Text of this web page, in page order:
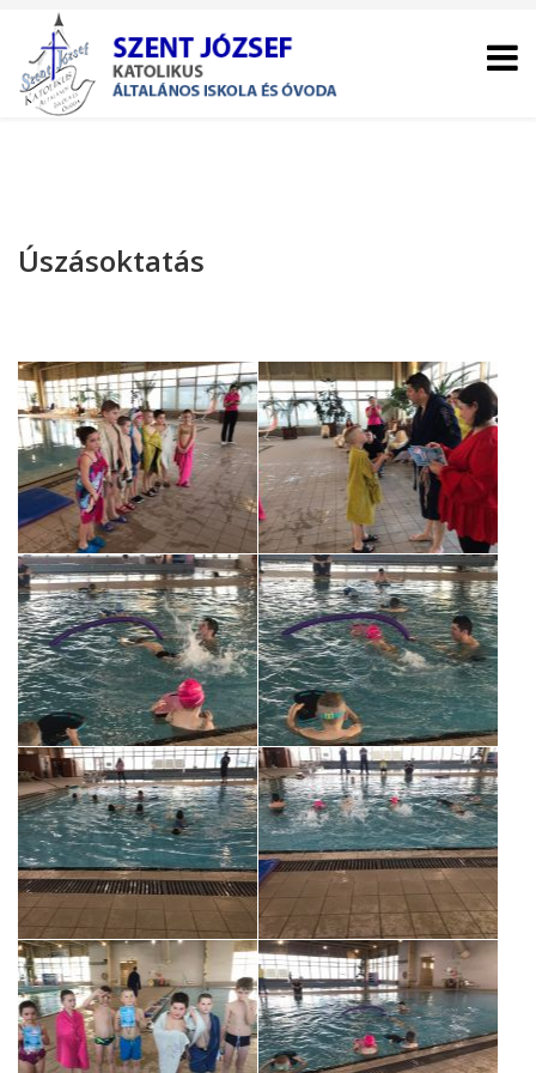
Úszásoktatás